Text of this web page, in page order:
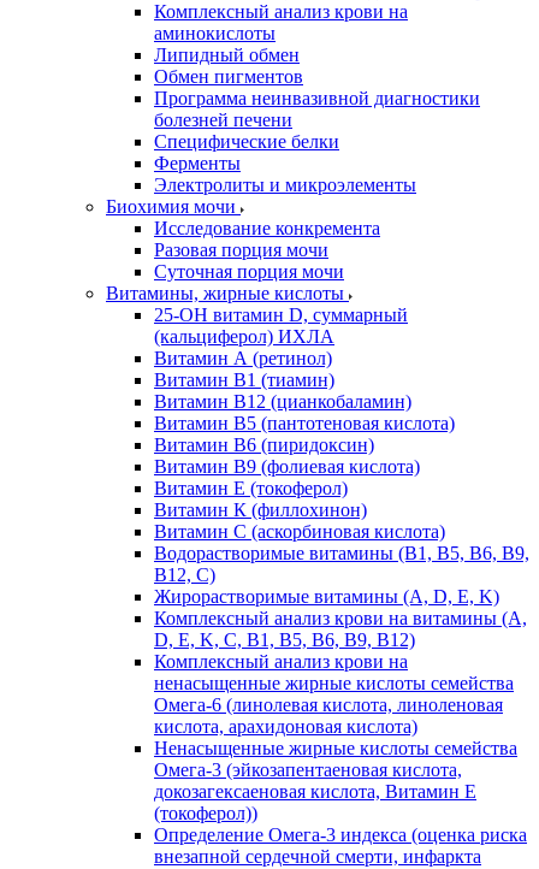
Комплексный анализ крови на
аминокислоты
Липидный обмен
Обмен пигментов
Программа неинвазивной диагностики
болезней печени
Специфические белки
Ферменты
Электролиты и микроэлементы
Биохимия мочи
Исследование конкремента
Разовая порция мочи
Суточная порция мочи
Витамины, жирные кислоты
25-OH витамин D, суммарный
(кальциферол) ИХЛА
Витамин А (ретинол)
Витамин В1 (тиамин)
Витамин В12 (цианкобаламин)
Витамин В5 (пантотеновая кислота)
Витамин В6 (пиридоксин)
Витамин В9 (фолиевая кислота)
Витамин Е (токоферол)
Витамин К (филлохинон)
Витамин С (аскорбиновая кислота)
Водорастворимые витамины (B1, B5, B6, В9,
В12, С)
Жирорастворимые витамины (A, D, E, K)
Комплексный анализ крови на витамины (A,
D, E, K, C, B1, B5, B6, В9, B12)
Комплексный анализ крови на
ненасыщенные жирные кислоты семейства
Омега-6 (линолевая кислота, линоленовая
кислота, арахидоновая кислота)
Ненасыщенные жирные кислоты семейства
Омега-3 (эйкозапентаеновая кислота,
докозагексаеновая кислота, Витамин E
(токоферол))
Определение Омега-3 индекса (оценка риска
внезапной сердечной смерти, инфаркта